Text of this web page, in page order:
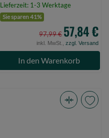
Lieferzeit: 1-3 Werktage
Sie sparen 41%
97,99 € 57,84 €
inkl. MwSt., zzgl. Versand
In den Warenkorb